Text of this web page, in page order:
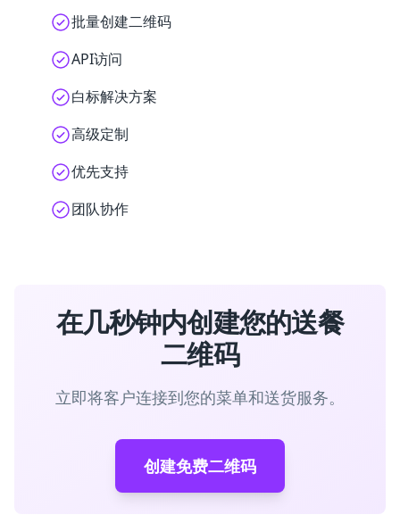
批量创建二维码
API访问
白标解决方案
高级定制
优先支持
团队协作
在几秒钟内创建您的送餐
二维码
立即将客户连接到您的菜单和送货服务。
创建免费二维码